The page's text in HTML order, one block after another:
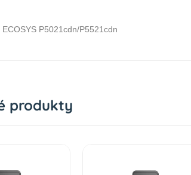
ECOSYS P5021cdn/P5521cdn
produkty